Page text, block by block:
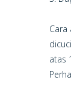
Cara
atas